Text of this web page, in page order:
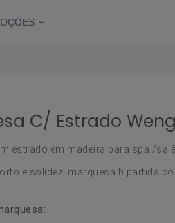
C/ Estrado
estrado em madeira para spa /
e solidez, marquesa bipartida